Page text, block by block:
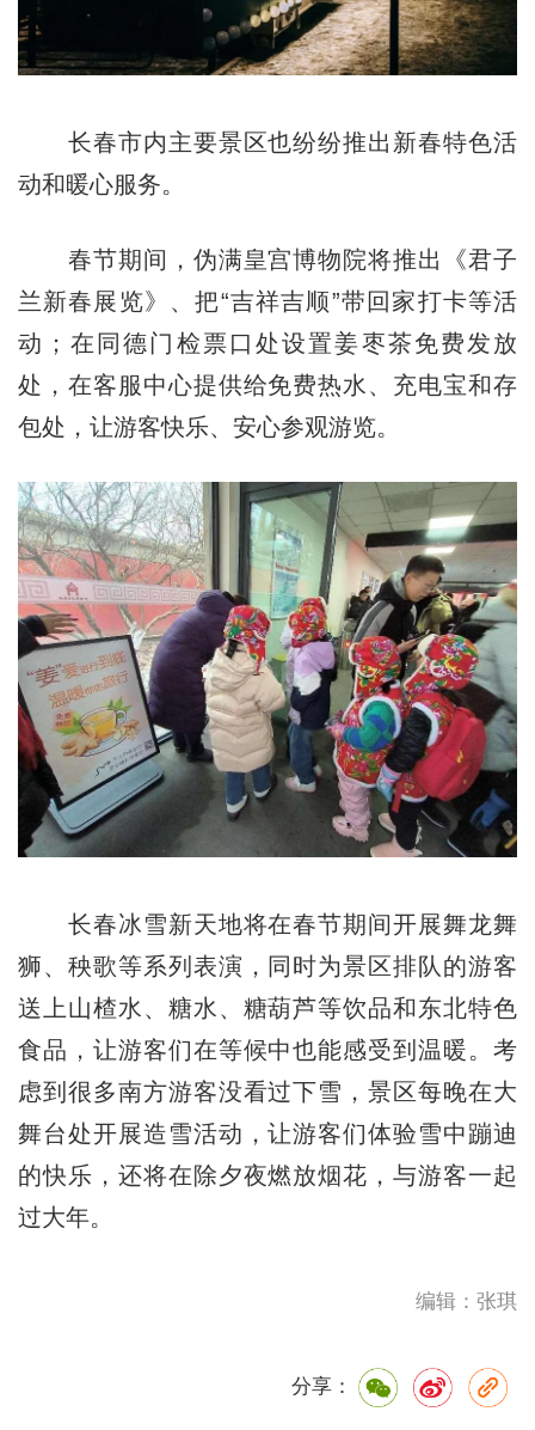
长春市内主要景区也纷纷推出新春特色活
动和暖心服务。
春节期间，伪满皇宫博物院将推出《君子
兰新春展览》、把“吉祥吉顺”带回家打卡等活
动；在同德门检票口处设置姜枣茶免费发放
处，在客服中心提供给免费热水、充电宝和存
包处，让游客快乐、安心参观游览。
长春冰雪新天地将在春节期间开展舞龙舞
狮、秧歌等系列表演，同时为景区排队的游客
送上山楂水、糖水、糖葫芦等饮品和东北特色
食品，让游客们在等候中也能感受到温暖。考
虑到很多南方游客没看过下雪，景区每晚在大
舞台处开展造雪活动，让游客们体验雪中蹦迪
的快乐，还将在除夕夜燃放烟花，与游客一起
过大年。
编辑：张琪
分享：